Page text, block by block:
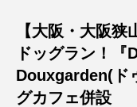
【大阪・大阪
ドッグラン！
Douxgarden(ド
グカフェ併設